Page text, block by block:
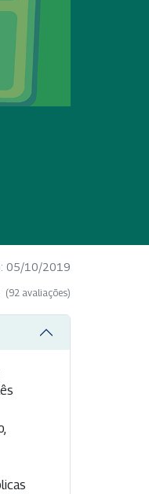
05/10/2019
(92 avaliações)